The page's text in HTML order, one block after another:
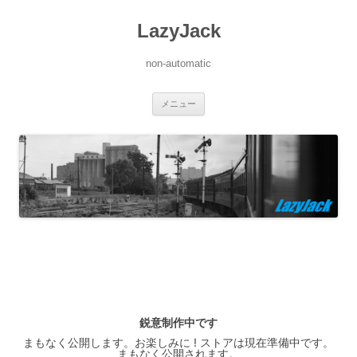
LazyJack
non-automatic
メニュー
ツ
へ
ス
キ
ッ
プ
鋭意制作中です
まもなく公開します。お楽しみに ! ストアは現在準備中です。
まもなく公開されます。